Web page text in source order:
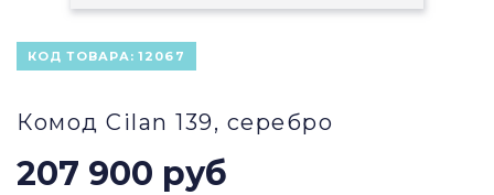
КОД ТОВАРА: 12067
Комод Cilan 139, серебро
207 900 руб